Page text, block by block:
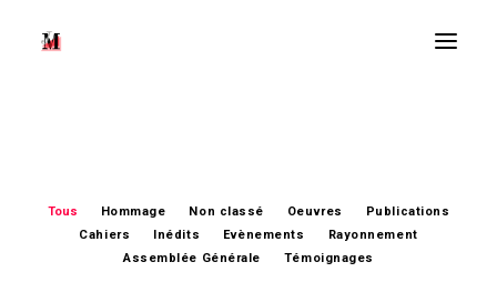
Tous Hommage Non classé Oeuvres
Publications
Cahiers
Inédits Evènements
Rayonnement
Assemblée Générale
Témoignages